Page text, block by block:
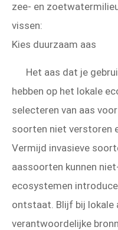
zee- en
vissen:
Kies duurzaam aas
Het aas dat je
hebben op het lokale
selecteren van aas
soorten niet verstoren
Vermijd invasieve
aassoorten kunnen
ecosystemen
ontstaat. Blijf bij lokale
verantwoordelijke